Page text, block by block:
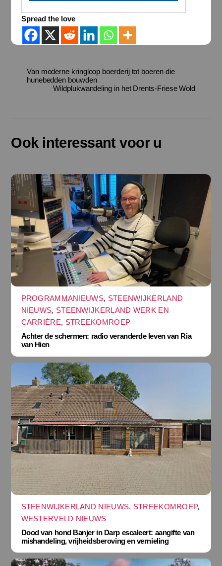
Spread the love
Van moderne kringloop boerderij tot boeren die
hunebedden bouwden
Wildplukwandeling in het Drents-Friese Wold
Ook interessant voor u
PROGRAMMANIEUWS, STEENWIJKERLAND
NIEUWS, STEENWIJKERLAND WERK EN
CARRIÈRE, STREEKOMROEP
Achter de schermen: radio veranderde leven van Ria
van Hien
STEENWIJKERLAND NIEUWS, STREEKOMROEP,
WESTERVELD NIEUWS
Dood van hond Banjer in Darp escaleert: aangifte van
mishandeling, vrijheidsberoving en vernieling